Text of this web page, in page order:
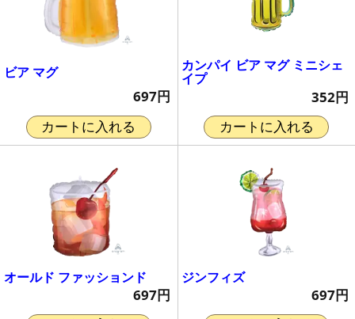
ビア マグ
697円
カートに入れる
カンパイ ビア マグ ミニシェ
イプ
352円
カートに入れる
オールド ファッションド
697円
ジンフィズ
697円